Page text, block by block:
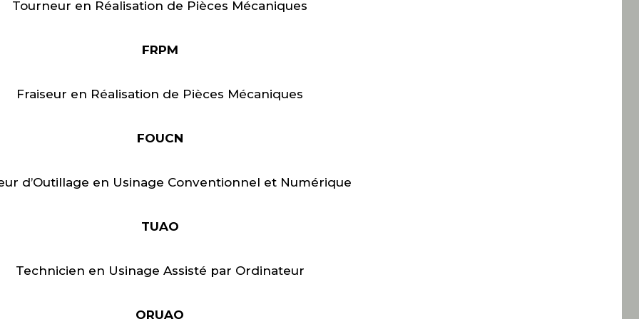
Tourneur en Réalisation de Pièces Mécaniques
FRPM
Fraiseur en Réalisation de Pièces Mécaniques
FOUCN
d’Outillage en Usinage Conventionnel et Numérique
TUAO
Technicien en Usinage Assisté par Ordinateur
ORUAO